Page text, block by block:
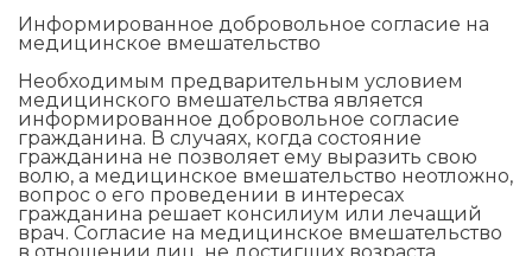
Информированное добровольное согласие на
медицинское вмешательство
Необходимым предварительным условием
медицинского вмешательства является
информированное добровольное согласие
гражданина. В случаях, когда состояние
гражданина не позволяет ему выразить свою
волю, а медицинское вмешательство неотложно,
вопрос о его проведении в интересах
гражданина решает консилиум или лечащий
врач. Согласие на медицинское вмешательство